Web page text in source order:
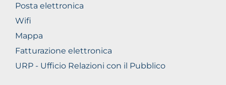
Posta elettronica
Wifi
Mappa
Fatturazione elettronica
URP - Ufficio Relazioni con il Pubblico